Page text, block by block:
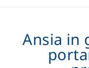
Ansia in